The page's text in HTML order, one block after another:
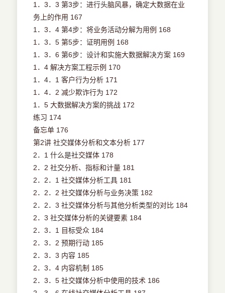
1．3．3 第3步：进行头脑风暴，确定大数据在业
务上的作用 167
1．3．4 第4步：将业务活动分解为用例 168
1．3．5 第5步：证明用例 168
1．3．6 第6步：设计和实施大数据解决方案 169
1．4 解决方案工程示例 170
1．4．1 客户行为分析 171
1．4．2 减少欺诈行为 172
1．5 大数据解决方案的挑战 172
练习 174
备忘单 176
第2讲 社交媒体分析和文本分析 177
2．1 什么是社交媒体 178
2．2 社交分析、指标和计量 181
2．2．1 社交媒体分析工具 181
2．2．2 社交媒体分析与业务决策 182
2．2．3 社交媒体分析与其他分析类型的对比 184
2．3 社交媒体分析的关键要素 184
2．3．1 目标受众 184
2．3．2 预期行动 185
2．3．3 内容 185
2．3．4 内容机制 185
2．3．5 社交媒体分析中使用的技术 186